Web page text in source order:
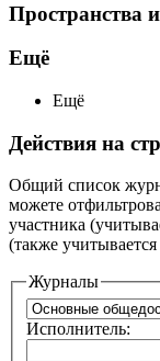
Пространства
Ещё
Ещё
Действия на
Общий список
можете
участника
(также учитывается
Журналы
Исполнитель: